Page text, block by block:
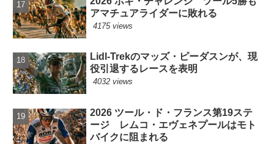
アマチュアライダーに敗れる
4175 views
Lidl-Trekのマッズ・ピーダスンが、現
役引退するレースを表明
4032 views
2026 ツール・ド・フランス第19ステ
ージ レムコ・エヴェネプールはモト
バイクに阻まれる